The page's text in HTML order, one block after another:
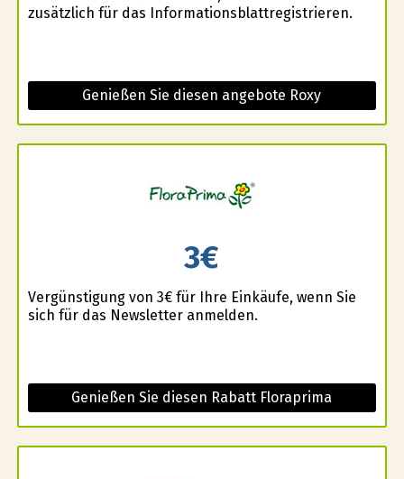
zusätzlich für das Informationsblattregistrieren.
Genießen Sie diesen angebote Roxy
3€
Vergünstigung von 3€ für Ihre Einkäufe, wenn Sie
sich für das Newsletter anmelden.
Genießen Sie diesen Rabatt Floraprima